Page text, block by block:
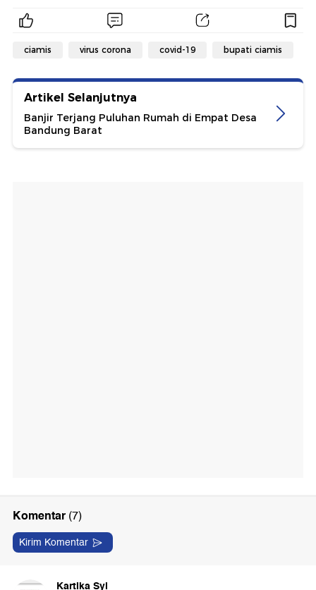
ciamis virus corona covid-19 bupati ciamis
Artikel Selanjutnya
Banjir Terjang Puluhan Rumah di Empat Desa
Bandung Barat